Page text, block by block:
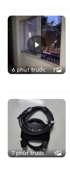
6 phút trước 7
7 phút trước 1